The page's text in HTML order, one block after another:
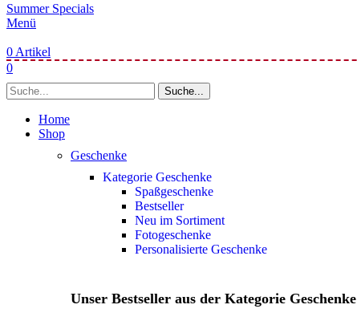
Summer Specials
Menü
0 Artikel
0
Suche...
Home
Shop
Geschenke
Kategorie Geschenke
Spaßgeschenke
Bestseller
Neu im Sortiment
Fotogeschenke
Personalisierte Geschenke
Unser Bestseller aus der Kategorie Geschenke